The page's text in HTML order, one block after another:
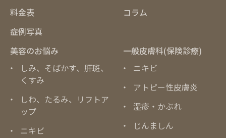
料金表
症例写真
コラム
美容のお悩み
しみ、そばかす、肝斑、
くすみ
しわ、たるみ、リフトア
ップ
ニキビ
一般皮膚科(保険診療)
ニキビ
アトピー性皮膚炎
湿疹・かぶれ
じんましん